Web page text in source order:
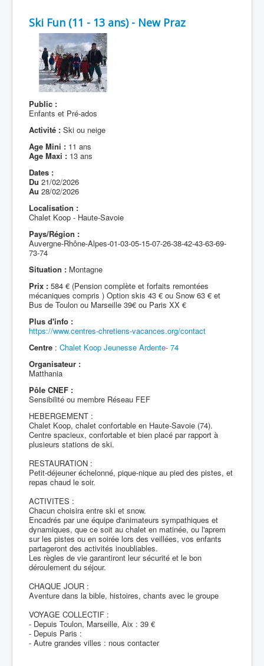
Ski Fun (11 - 13 ans) - New Praz
Public :
Enfants et Pré-ados
Activité : Ski ou neige
Age Mini : 11 ans
Age Maxi : 13 ans
Dates :
Du 21/02/2026
Au 28/02/2026
Localisation :
Chalet Koop - Haute-Savoie
Pays/Région :
Auvergne-Rhône-Alpes-01-03-05-15-07-26-38-42-43-63-69-
73-74
Situation : Montagne
Prix : 584 € (Pension complète et forfaits remontées
mécaniques compris ) Option skis 43 € ou Snow 63 € et
Bus de Toulon ou Marseille 39€ ou Paris XX €
Plus d'info :
https://www.centres-chretiens-vacances.org/contact
Centre : Chalet Koop Jeunesse Ardente- 74
Organisateur :
Matthania
Pôle CNEF :
Sensibilité ou membre Réseau FEF
HEBERGEMENT :
Chalet Koop, chalet confortable en Haute-Savoie (74).
Centre spacieux, confortable et bien placé par rapport à
plusieurs stations de ski.
RESTAURATION :
Petit-déjeuner échelonné, pique-nique au pied des pistes, et
repas chaud le soir.
ACTIVITES :
Chacun choisira entre ski et snow.
Encadrés par une équipe d'animateurs sympathiques et
dynamiques, que ce soit au chalet en matinée, ou l'aprem
sur les pistes ou en soirée lors des veillées, vos enfants
partageront des activités inoubliables.
Les règles de vie garantiront leur sécurité et le bon
déroulement du séjour.
CHAQUE JOUR :
Aventure dans la bible, histoires, chants avec le groupe
VOYAGE COLLECTIF :
- Depuis Toulon, Marseille, Aix : 39 €
- Depuis Paris :
- Autre grandes villes : nous contacter